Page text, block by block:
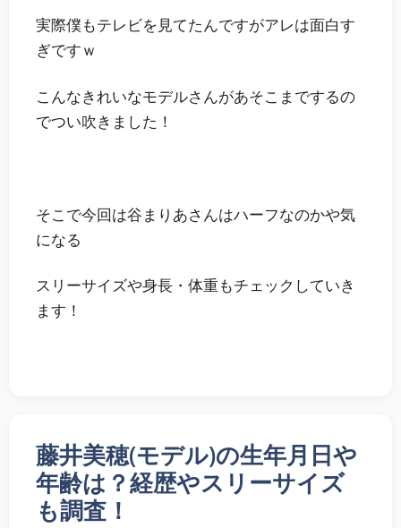
実際僕もテレビを見てたんですがアレは面白す
ぎですｗ
こんなきれいなモデルさんがあそこまでするの
でつい吹きました！
そこで今回は谷まりあさんはハーフなのかや気
になる
スリーサイズや身長・体重もチェック していき
ます！
藤井美穂(モデル)の生年月日や
年齢は？経歴やスリーサイズ
も調査！